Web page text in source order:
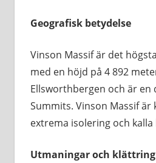
Geografisk betydelse
Vinson Massif är det
med en höjd på 4 892
Ellsworthbergen och är en
Summits. Vinson Massif är
extrema isolering och kalla
Utmaningar och klättring